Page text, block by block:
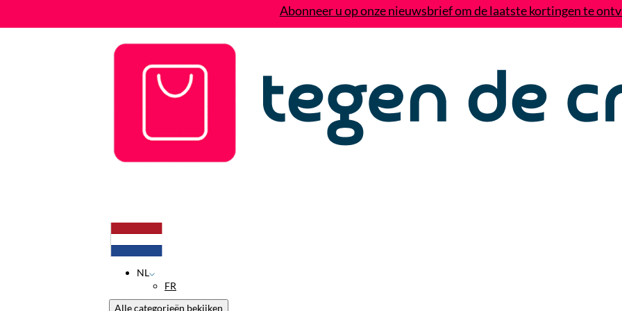
Abonneer u op onze nieuwsbrief om de laatste kortingen te
NL
FR
Alle categorieën bekijken